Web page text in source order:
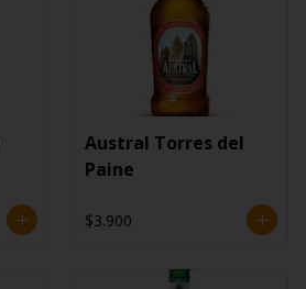
Austral Torres del
Paine
$3.900